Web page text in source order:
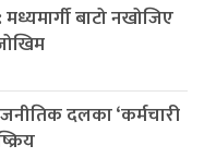
बाटो नखोजिए
दलका ‘कर्मचारी